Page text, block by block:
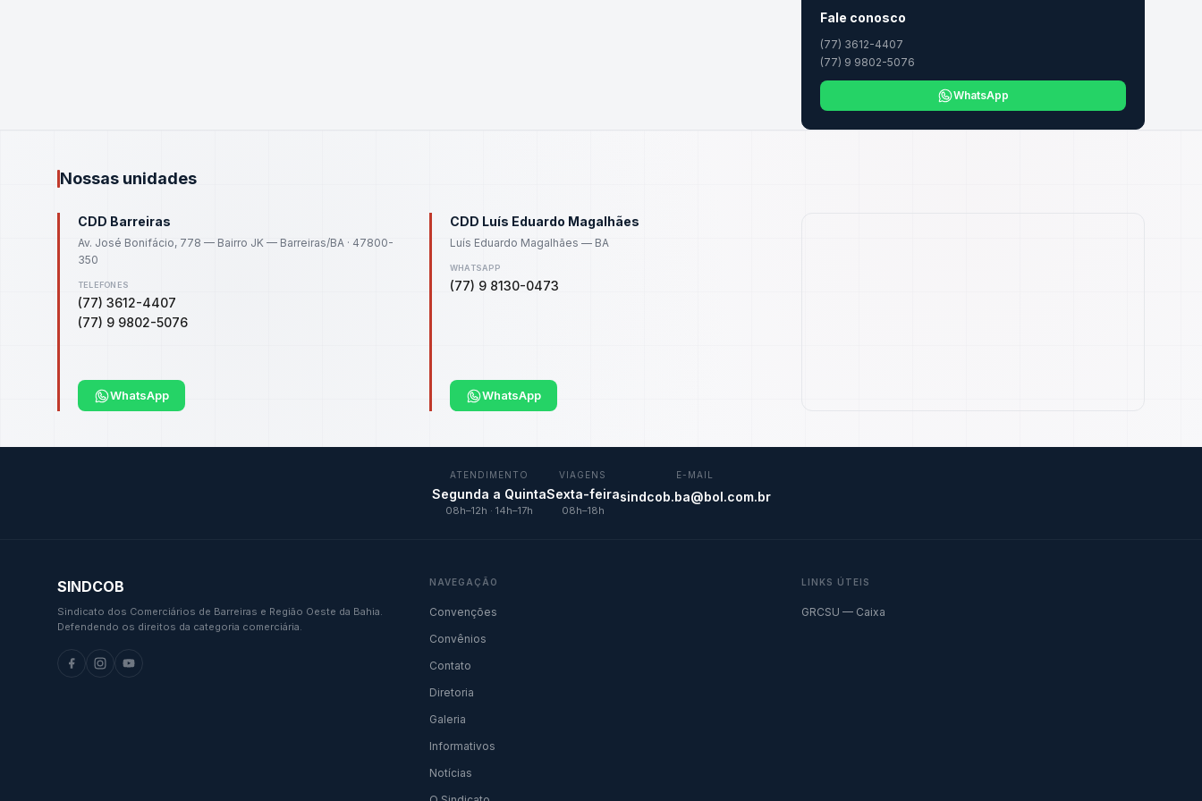
Fale conosco
(77) 3612-4407
(77) 9 9802-5076
WhatsApp
Nossas unidades
CDD Barreiras
Av. José Bonifácio, 778 — Bairro JK — Barreiras/BA · 47800-
350
TELEFONES
(77) 3612-4407
(77) 9 9802-5076
WhatsApp
CDD Luís Eduardo Magalhães
Luís Eduardo Magalhães — BA
WHATSAPP
(77) 9 8130-0473
WhatsApp
ATENDIMENTO
Segunda a Quinta
08h–12h · 14h–17h
VIAGENS
Sexta-feira
08h–18h
E-MAIL
sindcob.ba@bol.com.br
SINDCOB
Sindicato dos Comerciários de Barreiras e Região Oeste da Bahia.
Defendendo os direitos da categoria comerciária.
NAVEGAÇÃO
Convenções
Convênios
Contato
Diretoria
Galeria
Informativos
Notícias
LINKS ÚTEIS
GRCSU — Caixa